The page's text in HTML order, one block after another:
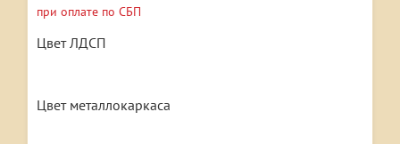
при оплате по СБП
Цвет ЛДСП
Цвет металлокаркаса